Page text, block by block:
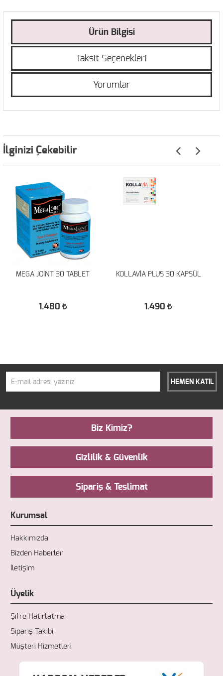
Ürün Bilgisi
Taksit Seçenekleri
Yorumlar
İlginizi Çekebilir
MEGA JOİNT 30 TABLET
1.480
KOLLAVİA PLUS 30 KAPSÜL
1.490
HEMEN KATIL
Biz Kimiz?
Gizlilik & Güvenlik
Sipariş & Teslimat
Kurumsal
Hakkımızda
Bizden Haberler
İletişim
Üyelik
Şifre Hatırlatma
Sipariş Takibi
Müşteri Hizmetleri